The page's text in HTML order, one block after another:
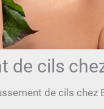
de cils
de cils chez